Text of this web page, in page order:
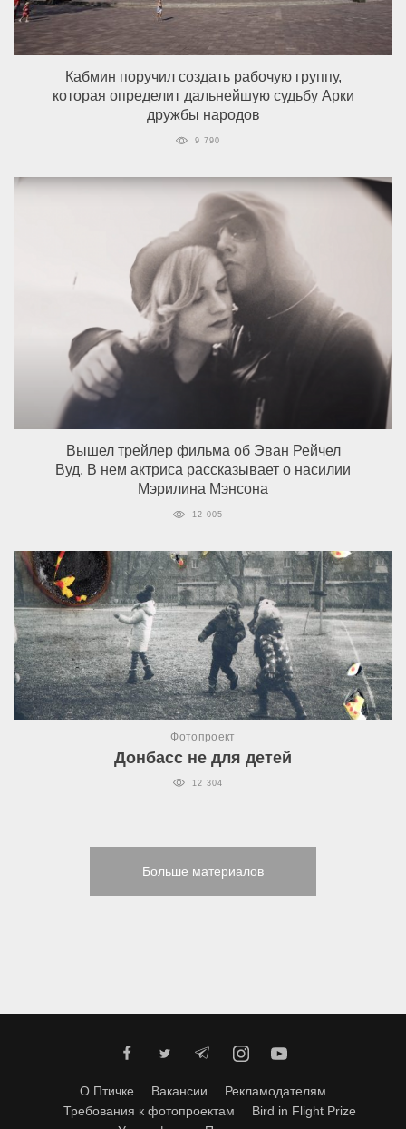
Кабмин поручил создать рабочую группу,
которая определит дальнейшую судьбу Арки
дружбы народов
9 790
Вышел трейлер фильма об Эван Рейчел
Вуд. В нем актриса рассказывает о насилии
Мэрилина Мэнсона
12 005
Фотопроект
Донбасс не для детей
12 304
Больше материалов
О Птичке Вакансии
Рекламодателям
Требования к фотопроектам
Bird in Flight Prize